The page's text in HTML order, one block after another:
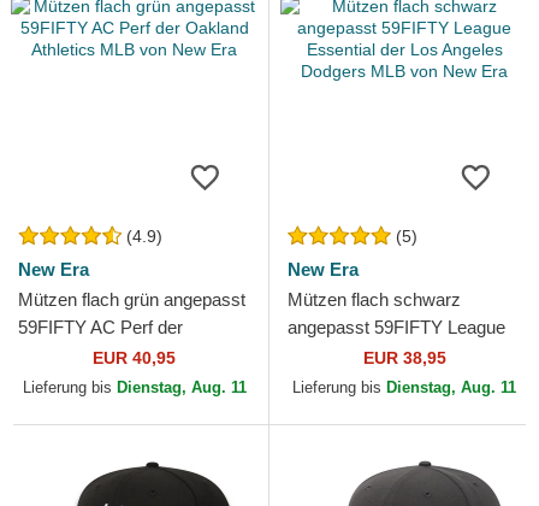
(4.9)
New Era
Mützen flach grün angepasst
59FIFTY AC Perf der
Oakland Athletics MLB von
New Era
EUR 40,95
Lieferung bis Dienstag, Aug. 11
(5)
New Era
Mützen flach schwarz
angepasst 59FIFTY League
Essential der Los Angeles
Dodgers MLB von New Era
EUR 38,95
Lieferung bis Dienstag, Aug. 11